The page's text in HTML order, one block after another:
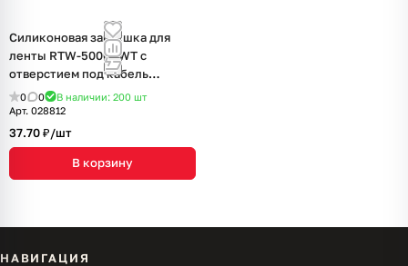
Силиконовая заглушка для
ленты RTW-5000PWT с
отверстием под кабель
(Arlight, -)
0 0 В наличии: 200 шт
Арт. 028812
37.70 ₽/шт
В корзину
НАВИГАЦИЯ